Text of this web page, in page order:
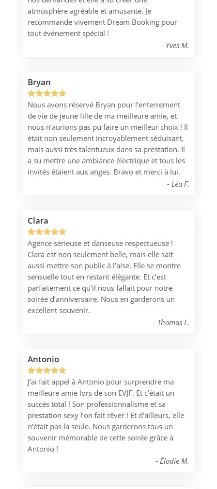
atmosphère agréable et amusante. Je
recommande vivement Dream Booking pour
tout événement spécial !
Yves M.
Bryan
Noté5.00
sur 5
basé sur
1
notation
client
Nous avons réservé Bryan pour l’enterrement
de vie de jeune fille de ma meilleure amie, et
nous n’aurions pas pu faire un meilleur choix ! Il
était non seulement incroyablement séduisant,
mais aussi très talentueux dans sa prestation. Il
a su mettre une ambiance électrique et tous les
invités étaient aux anges. Bravo et merci à lui.
Léa F.
Clara
Noté5.00
sur 5
basé sur
1
notation
client
Agence sérieuse et danseuse respectueuse !
Clara est non seulement belle, mais elle sait
aussi mettre son public à l’aise. Elle se montre
sensuelle tout en restant élégante. Et c’est
parfaitement ce qu’il nous fallait pour notre
soirée d’anniversaire. Nous en garderons un
excellent souvenir.
Thomas L.
Antonio
Noté5.00
sur 5
basé sur
1
notation
client
J’ai fait appel à Antonio pour surprendre ma
meilleure amie lors de son EVJF. Et c’était un
succès total ! Son professionnalisme et sa
prestation sexy l’on fait rêver ! Et d’ailleurs, elle
n’était pas la seule. Nous garderons tous un
souvenir mémorable de cette soirée grâce à
Antonio !
Élodie M.